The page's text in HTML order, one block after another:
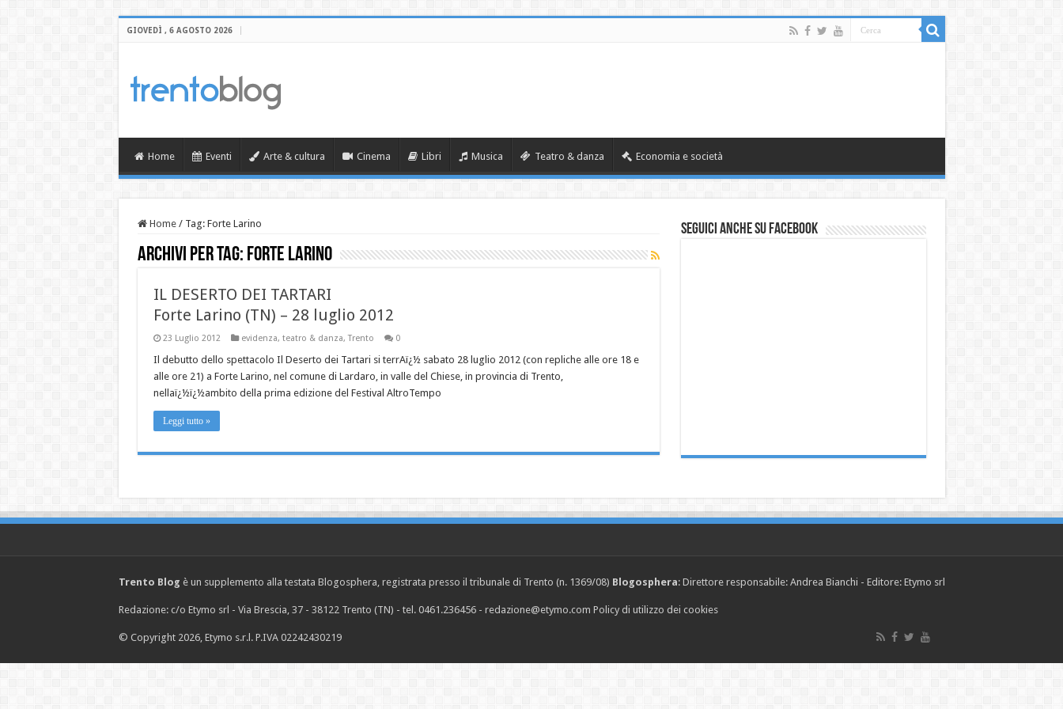
GIOVEDÌ , 6 AGOSTO 2026
Home Eventi Arte & cultura Cinema Libri Musica Teatro & danza Economia e società
Home / Tag: Forte Larino
Archivi per tag: Forte Larino
IL DESERTO DEI TARTARI
Forte Larino (TN) – 28 luglio 2012
23 Luglio 2012 evidenza, teatro & danza,Trento 0
Il debutto dello spettacolo Il Deserto dei Tartari si terrAï¿½ sabato 28 luglio 2012 (con repliche alle ore 18 e
alle ore 21) a Forte Larino, nel comune di Lardaro, in valle del Chiese, in provincia di Trento,
nellaï¿½ï¿½ambito della prima edizione del Festival AltroTempo
Leggi tutto »
Seguici anche su Facebook
Trento Blog è un supplemento alla testata Blogosphera, registrata presso il tribunale di Trento (n. 1369/08) Blogosphera: Direttore responsabile: Andrea Bianchi - Editore: Etymo srl
Redazione: c/o Etymo srl - Via Brescia, 37 - 38122 Trento (TN) - tel. 0461.236456 - redazione@etymo.com Policy di utilizzo dei cookies
© Copyright 2026, Etymo s.r.l. P.IVA 02242430219